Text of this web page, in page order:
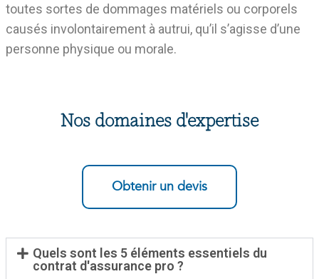
toutes sortes de dommages matériels ou corporels
causés involontairement à autrui, qu’il s’agisse d’une
personne physique ou morale.
Nos domaines d'expertise
Obtenir un devis
Quels sont les 5 éléments essentiels du
contrat d'assurance pro ?